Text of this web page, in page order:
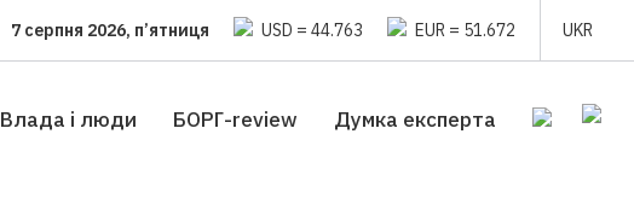
7 серпня 2026, п’ятниця USD = 44.763 EUR = 51.672 UKR
Влада i люди БОРГ-review Думка експерта